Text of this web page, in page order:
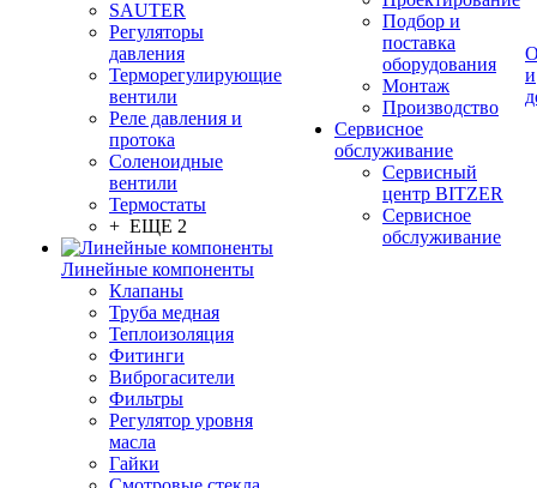
SAUTER
Регуляторы
давления
Терморегулирующие
вентили
Реле давления и
протока
Соленоидные
вентили
Термостаты
+ ЕЩЕ 2
Линейные компоненты
Клапаны
Труба медная
Теплоизоляция
Фитинги
Виброгасители
Фильтры
Регулятор уровня
масла
Гайки
Подбор и
поставка
оборудования
Монтаж
Производство
Сервисное
обслуживание
Сервисный
центр BITZER
Сервисное
обслуживание
и